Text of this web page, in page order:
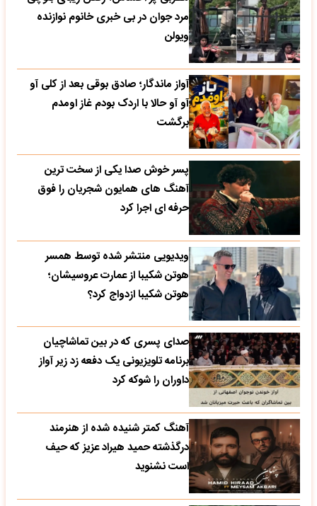
مرد جوان در بی خبری خانوم نوازنده
ویولن
آواز ماندگار؛ صادق بوقی بعد از کلی آو
آو آو حالا با اردک بودم غاز اومدم
برگشت
پسر خوش صدا یکی از سخت ترین
آهنگ های همایون شجریان را فوق
حرفه ای اجرا کرد
ویدیویی منتشر شده توسط همسر
هوتن شکیبا از عمارت عروسیشان؛
هوتن شکیبا ازدواج کرد؟
صدای پسری که در بین تماشاچیان
برنامه تلویزیونی یک دفعه زد زیر آواز
داوران را شوکه کرد
آهنگ کمتر شنیده شده از هنرمند
درگذشته حمید هیراد عزیز که حیف
است نشنوید